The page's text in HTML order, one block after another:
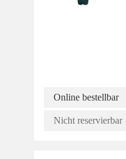
Online bestellbar
Nicht reservierbar